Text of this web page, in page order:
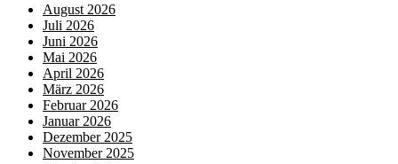
August 2026
Juli 2026
Juni 2026
Mai 2026
April 2026
März 2026
Februar 2026
Januar 2026
Dezember 2025
November 2025